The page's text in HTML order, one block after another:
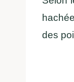
des